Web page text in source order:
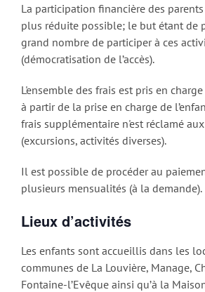
La participation financière des
plus réduite possible; le but étant de
grand nombre de participer à ces
(démocratisation de l’accès).
L'ensemble des frais est pris en
à partir de la prise en charge de
frais supplémentaire n'est réclamé
(excursions, activités diverses).
Il est possible de procéder au
plusieurs mensualités (à la demande).
Lieux d’activités
Les enfants sont accueillis dans les
communes de La Louvière, Manage,
Fontaine-l’Evêque ainsi qu’à la